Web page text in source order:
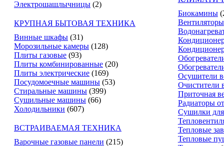
Электрошашлычницы (2)
КРУПНАЯ БЫТОВАЯ ТЕХНИКА
Винные шкафы (31)
Морозильные камеры (128)
Плиты газовые (93)
Плиты комбинированные (20)
Плиты электрические (169)
Посудомоечные машины (53)
Стиральные машины (399)
Сушильные машины (66)
Холодильники (607)
ВСТРАИВАЕМАЯ ТЕХНИКА
Варочные газовые панели (215)
Биокамины
Вентиляторы
Осушители
Очистители
Приточная
Радиаторы
Сушилки
Тепловые
Тепловые